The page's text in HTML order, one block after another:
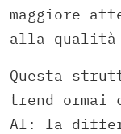
maggiore
alla qualità
Questa
trend ormai
AI: la